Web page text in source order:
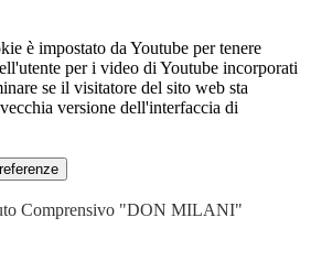
è impostato da Youtube per tenere
per i video di Youtube incorporati
se il visitatore del sito web sta
versione dell'interfaccia di
Comprensivo "DON MILANI"